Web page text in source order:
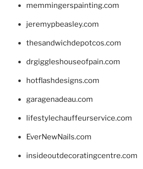
memmingerspainting.com
jeremypbeasley.com
thesandwichdepotcos.com
drgiggleshouseofpain.com
hotflashdesigns.com
garagenadeau.com
lifestylechauffeurservice.com
EverNewNails.com
insideoutdecoratingcentre.com